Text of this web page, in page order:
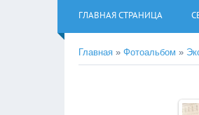
ГЛАВНАЯ СТРАНИЦА
Главная » Фотоальбом »